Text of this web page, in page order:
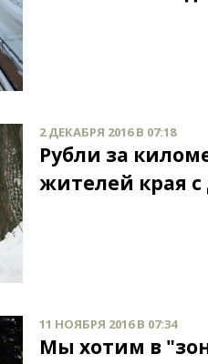
2 ДЕКАБРЯ 2016 В 07:18
Рубли за
жителей края с
11 НОЯБРЯ 2016 В 07:34
Мы хотим в